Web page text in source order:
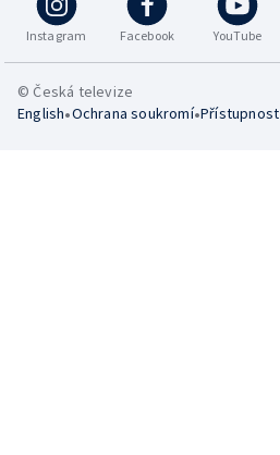
Instagram Facebook YouTube
© Česká televize
English•Ochrana soukromí•Přístupnost